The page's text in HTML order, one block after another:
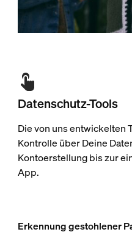
Datenschutz-Tools
Die von uns entwickelten
Kontrolle über Deine
Kontoerstellung bis zur
App.
Erkennung gestohlener